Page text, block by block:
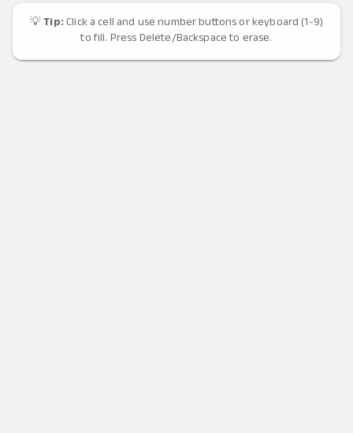
💡Tip:Click a cell and use number buttons or keyboard (1-9)
to fill. Press Delete/Backspace to erase.